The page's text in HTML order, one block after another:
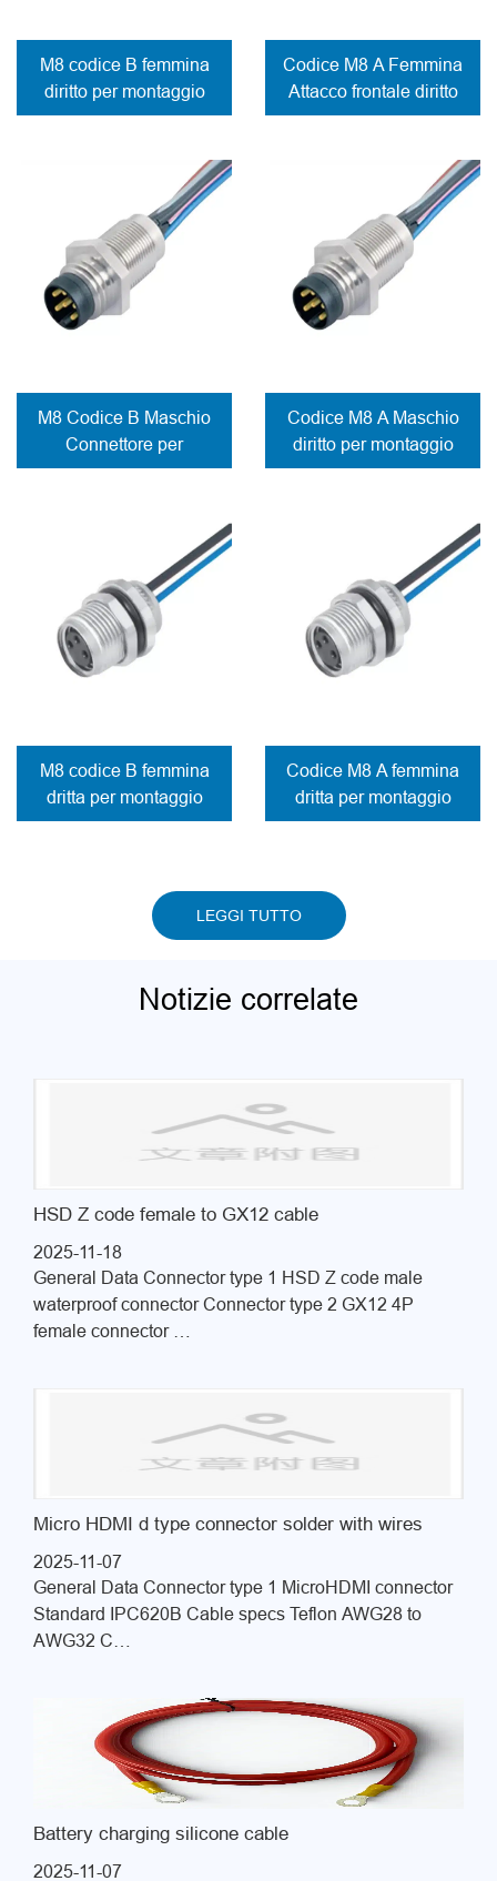
M8 codice B femmina
diritto per montaggio
frontale del pannello
Codice M8 A Femmina
Attacco frontale diritto
Attacco a saldare
M8 Codice B Maschio
Connettore per
montaggio frontale a
Codice M8 A Maschio
diritto per montaggio
frontale Contatti a
M8 codice B femmina
dritta per montaggio
posteriore del pannello
Codice M8 A femmina
dritta per montaggio
posteriore del pannello
LEGGI TUTTO
Notizie correlate
HSD Z code female to GX12 cable
2025-11-18
General Data Connector type 1 HSD Z code male
waterproof connector Connector type 2 GX12 4P
female connector …
Micro HDMI d type connector solder with wires
2025-11-07
General Data Connector type 1 MicroHDMI connector
Standard IPC620B Cable specs Teflon AWG28 to
AWG32 C…
Battery charging silicone cable
2025-11-07